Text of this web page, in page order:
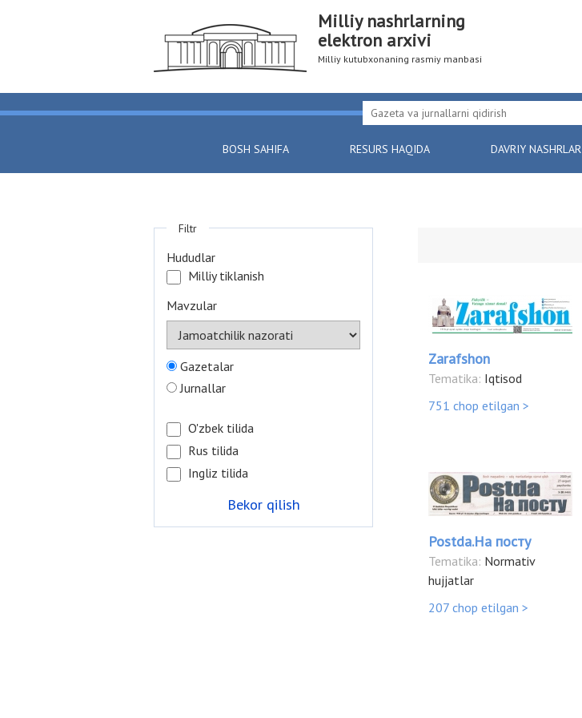
Milliy nashrlarning
elektron arxivi
Milliy kutubxonaning rasmiy manbasi
BOSH SAHIFA RESURS HAQIDA DAVRIY NASHRLAR
Zarafshon
Tematika: Iqtisod
751 chop etilgan >
Postda.На посту
Tematika: Normativ
hujjatlar
207 chop etilgan >
Filtr
Hududlar
Milliy tiklanish
Mavzular
Gazetalar
Jurnallar
O'zbek tilida
Rus tilida
Ingliz tilida
Bekor qilish